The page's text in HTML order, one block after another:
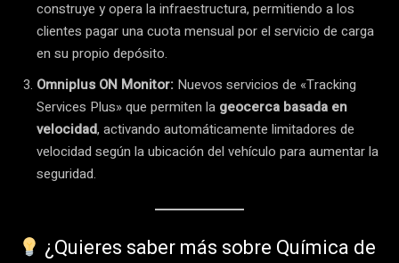
construye y opera la infraestructura, permitiendo a los
clientes pagar una cuota mensual por el servicio de carga
en su propio depósito.
Omniplus ON Monitor: Nuevos servicios de «Tracking
Services Plus» que permiten la geocerca basada en
velocidad, activando automáticamente limitadores de
velocidad según la ubicación del vehículo para aumentar la
seguridad.
¿Quieres saber más sobre Química de